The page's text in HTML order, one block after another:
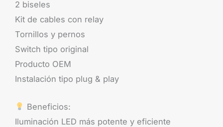
2 biseles
Kit de cables con relay
Tornillos y pernos
Switch tipo original
Producto OEM
Instalación tipo plug & play
Beneficios:
Iluminación LED más potente y eficiente